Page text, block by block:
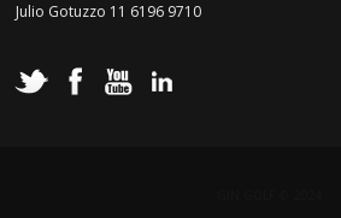
Julio Gotuzzo 11 6196 9710